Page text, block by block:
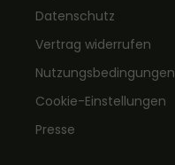
Datenschutz
Vertrag widerrufen
Nutzungsbedingungen
Cookie-Einstellungen
Presse